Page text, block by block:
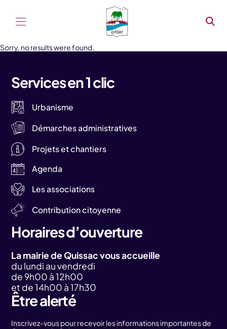
Sorry, no results were found.
Services en 1 clic
Urbanisme
Démarches administratives
Projets et chantiers
Agenda
Les associations
Contribution citoyenne
Horaires d’ouverture
La mairie de Quissac vous accueille
du lundi au vendredi
de 9h00 à 12h00
et de 14h00 à 17h30
Être alerté
Inscrivez-vous pour recevoir les informations importantes de